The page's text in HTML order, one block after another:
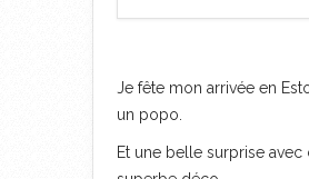
Je fête mon arrivée en
un popo.
Et une belle surprise avec